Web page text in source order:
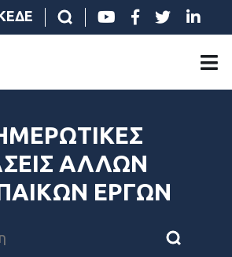
ΑΛΛΩΝ
ΕΡΓΩΝ